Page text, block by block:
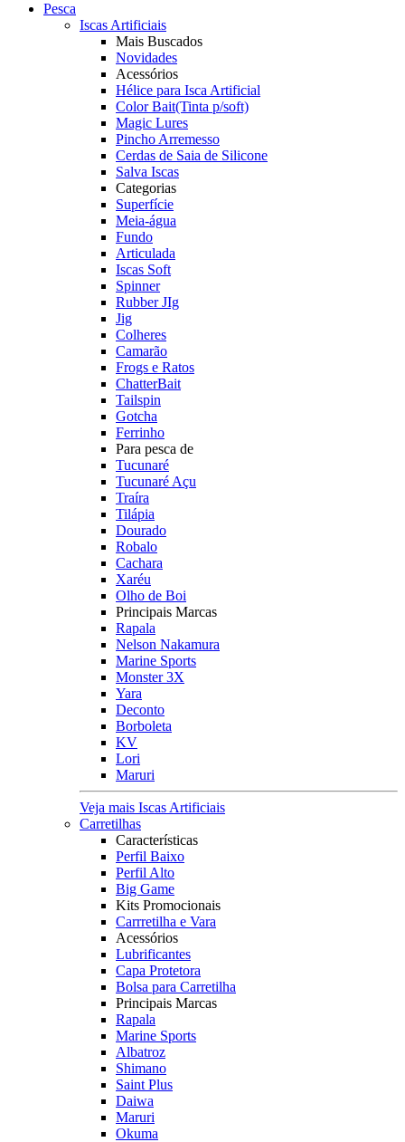
Pesca
Iscas Artificiais
Mais Buscados
Novidades
Acessórios
Hélice para Isca Artificial
Color Bait(Tinta p/soft)
Magic Lures
Pincho Arremesso
Cerdas de Saia de Silicone
Salva Iscas
Categorias
Superfície
Meia-água
Fundo
Articulada
Iscas Soft
Spinner
Rubber JIg
Jig
Colheres
Camarão
Frogs e Ratos
ChatterBait
Tailspin
Gotcha
Ferrinho
Para pesca de
Tucunaré
Tucunaré Açu
Traíra
Tilápia
Dourado
Robalo
Cachara
Xaréu
Olho de Boi
Principais Marcas
Rapala
Nelson Nakamura
Marine Sports
Monster 3X
Yara
Deconto
Borboleta
KV
Lori
Maruri
Veja mais Iscas Artificiais
Carretilhas
Características
Perfil Baixo
Perfil Alto
Big Game
Kits Promocionais
Carrretilha e Vara
Acessórios
Lubrificantes
Capa Protetora
Bolsa para Carretilha
Principais Marcas
Rapala
Marine Sports
Albatroz
Shimano
Saint Plus
Daiwa
Maruri
Okuma